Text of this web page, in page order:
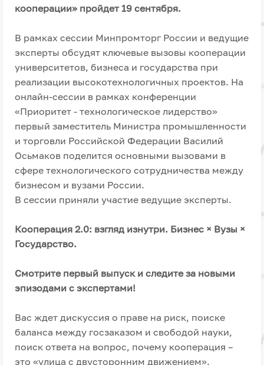
кооперации» пройдет 19 сентября.
В рамках сессии Минпромторг России и ведущие
эксперты обсудят ключевые вызовы кооперации
университетов, бизнеса и государства при
реализации высокотехнологичных проектов. На
онлайн-сессии в рамках конференции
«Приоритет - технологическое лидерство»
первый заместитель Министра промышленности
и торговли Российской Федерации Василий
Осьмаков поделится основными вызовами в
сфере технологического сотрудничества между
бизнесом и вузами России.
В сессии приняли участие ведущие эксперты.
Кооперация 2.0: взгляд изнутри. Бизнес × Вузы ×
Государство.
Смотрите первый выпуск и следите за новыми
эпизодами с экспертами!
Вас ждет дискуссия о праве на риск, поиске
баланса между госзаказом и свободой науки,
поиск ответа на вопрос, почему кооперация –
это «улица с двусторонним движением».